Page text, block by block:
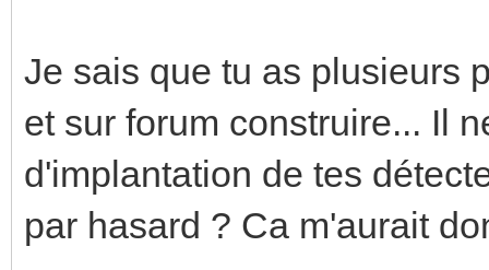
Je sais que tu as plusieurs
et sur forum construire... Il
d'implantation de tes
par hasard ? Ca m'aurait